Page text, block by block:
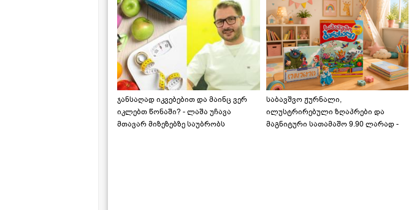
ჯანსაღად იკვებებით და მაინც ვერ
იკლებთ წონაში? - ლაშა უჩავა
მთავარ მიზეზებზე საუბრობს
საბავშვო ჟურნალი,
ილუსტრირებული ზღაპრები და
მაგნიტური სათამაშო 9.90 ლარად -